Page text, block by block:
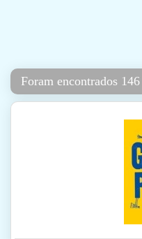
Foram encontrados